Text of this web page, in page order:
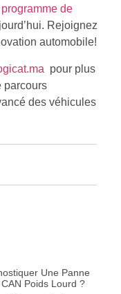
programme de
Rejoignez
automobile!
pour plus
parcours
des véhicules
Une Panne
Poids Lourd ?